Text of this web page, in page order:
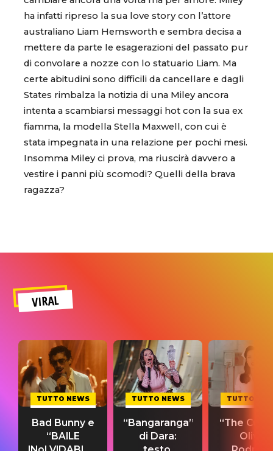
ha infatti ripreso la sua love story con l’attore
australiano Liam Hemsworth e sembra decisa a
mettere da parte le esagerazioni del passato pur
di convolare a nozze con lo statuario Liam. Ma
certe abitudini sono difficili da cancellare e dagli
States rimbalza la notizia di una Miley ancora
intenta a scambiarsi messaggi hot con la sua ex
fiamma, la modella Stella Maxwell, con cui è
stata impegnata in una relazione per pochi mesi.
Insomma Miley ci prova, ma riuscirà davvero a
vestire i panni più scomodi? Quelli della brava
ragazza?
VIRAL
TUTTO NEWS
Bad Bunny e
“BAILE
TUTTO NEWS
“Bangaranga”
di Dara:
TUTTO
“The
Olivia